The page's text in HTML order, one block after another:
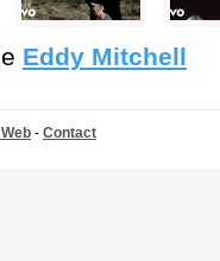
Eddy Mitchell
- Contact